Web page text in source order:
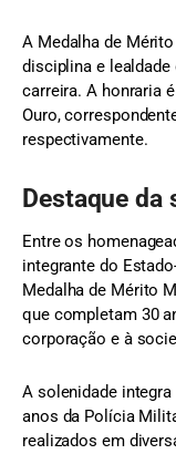
A Medalha de
disciplina e
carreira. A honraria
Ouro,
respectivamente.
Destaque da
Entre os
integrante do
Medalha de Mérito
que completam 30
corporação e à
A solenidade
anos da Polícia
realizados em